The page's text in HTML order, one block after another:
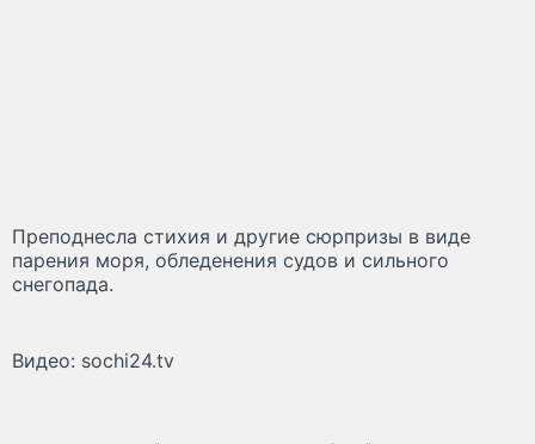
Преподнесла стихия и другие сюрпризы в виде
парения моря, обледенения судов и сильного
снегопада.
Видео: sochi24.tv